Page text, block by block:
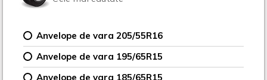
Anvelope de vara 205/55R16
Anvelope de vara 195/65R15
Anvelope de vara 185/65R15